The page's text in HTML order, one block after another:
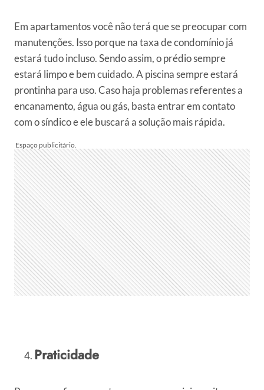
Em apartamentos você não terá que se preocupar com
manutenções. Isso porque na taxa de condomínio já
estará tudo incluso. Sendo assim, o prédio sempre
estará limpo e bem cuidado. A piscina sempre estará
prontinha para uso. Caso haja problemas referentes a
encanamento, água ou gás, basta entrar em contato
com o síndico e ele buscará a solução mais rápida.
Praticidade